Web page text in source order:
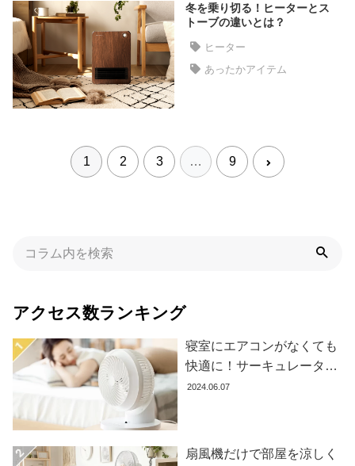
ン
テ
リ
ン
リ
ー
デ
冬を乗り切る！ヒーターとス
トーブの違いとは？
ヒーター
あったかアイテム
1 2 3 … 9
アクセス数ランキング
寝室にエアコンがなくても
快適に！サーキュレーター
の効果的な使い方とおすす
2024.06.07
扇風機だけで部屋を涼しく